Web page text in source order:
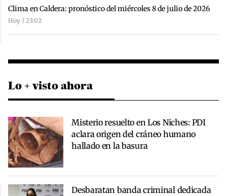
Clima en Caldera: pronóstico del miércoles 8 de julio de 2026
Hoy | 23:02
Lo + visto ahora
Misterio resuelto en Los Niches: PDI
aclara origen del cráneo humano
hallado en la basura
Desbaratan banda criminal dedicada